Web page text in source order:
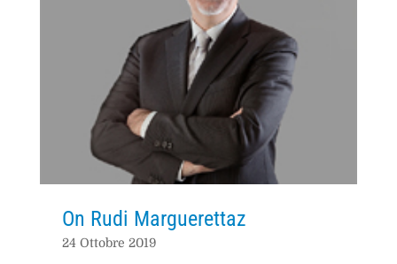
On Rudi Marguerettaz
24 Ottobre 2019